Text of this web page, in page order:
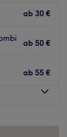
ab 30 €
ab 50 €
ab 55 €